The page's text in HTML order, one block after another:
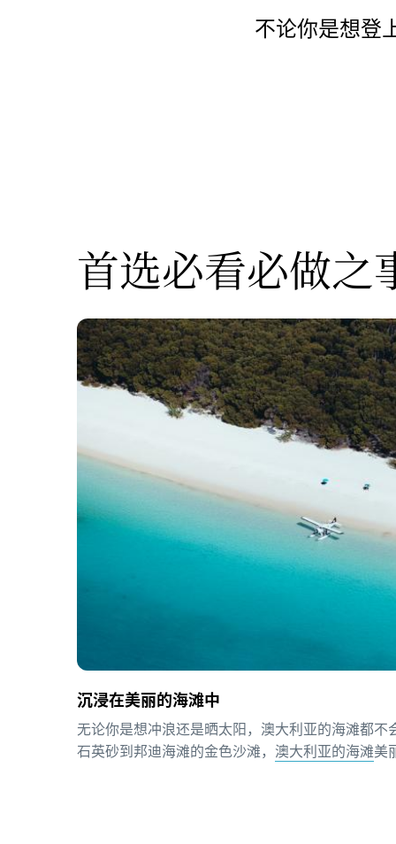
不论你是想登
首选必看必做之
沉浸在美丽的海滩中
无论你是想冲浪还是晒太阳，澳大利亚的海滩都
石英砂到邦迪海滩的金色沙滩， 澳大利亚的海滩美